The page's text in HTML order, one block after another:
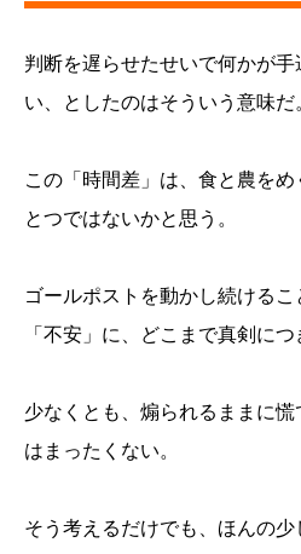
判断を遅らせたせいで何かが
い、としたのはそういう意味だ
この「時間差」は、食と農を
とつではないかと思う。
ゴールポストを動かし続ける
「不安」に、どこまで真剣に
少なくとも、煽られるままに
はまったくない。
そう考えるだけでも、ほんの